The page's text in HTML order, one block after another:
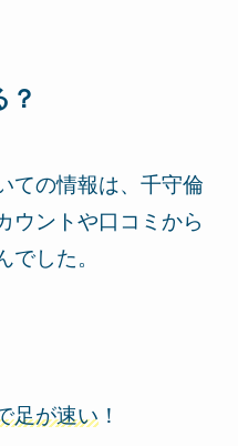
？
ての情報は、千守倫
ウントや口コミから
でした。
足が速い ！